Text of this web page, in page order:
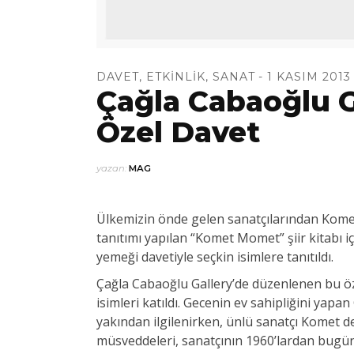
DAVET, ETKINLIK, SANAT 1 KASIM 2013
Çağla Cabaoğlu
Özel Davet
yazan: MAG
Ülkemizin önde gelen sanatçılarından
tanıtımı yapılan “Komet Momet” şiir
yemeği davetiyle seçkin isimlere tanıtıldı.
Çağla Cabaoğlu Gallery’de düzenlenen bu
isimleri katıldı. Gecenin ev sahipliğini
yakından ilgilenirken, ünlü sanatçı Komet
müsveddeleri, sanatçının 1960’lardan